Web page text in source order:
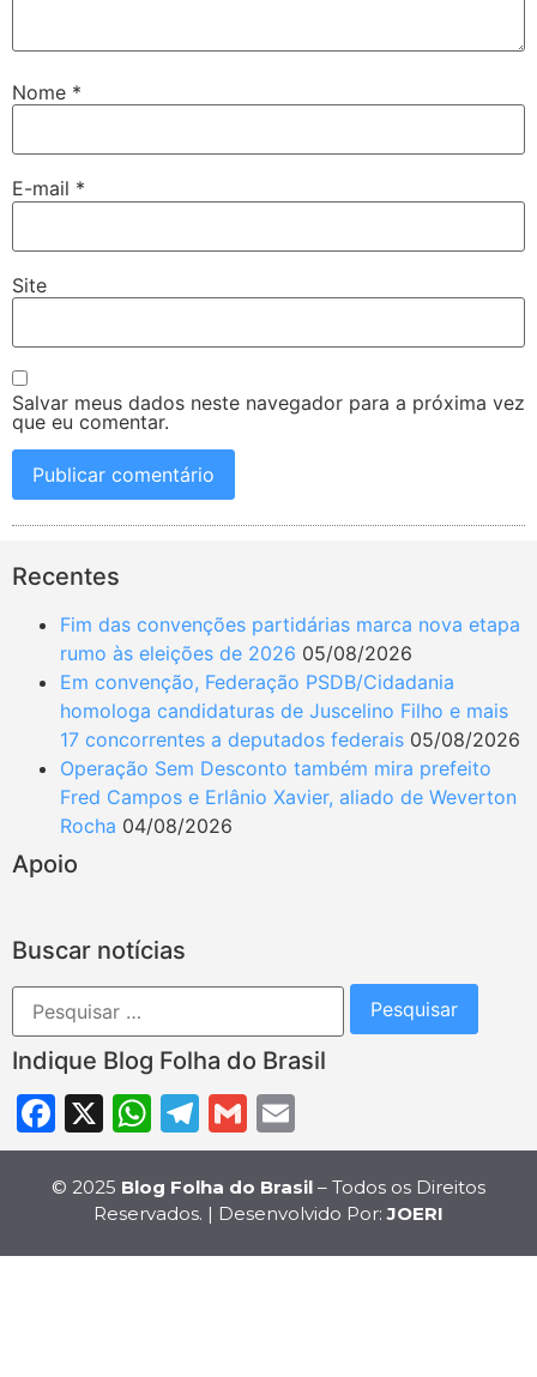
Nome *
E-mail *
Site
Salvar meus dados neste navegador para a próxima vez
que eu comentar.
Recentes
Fim das convenções partidárias marca nova etapa
rumo às eleições de 2026 05/08/2026
Em convenção, Federação PSDB/Cidadania
homologa candidaturas de Juscelino Filho e mais
17 concorrentes a deputados federais 05/08/2026
Operação Sem Desconto também mira prefeito
Fred Campos e Erlânio Xavier, aliado de Weverton
Rocha 04/08/2026
Apoio
Buscar notícias
Indique Blog Folha do Brasil
Facebook
X WhatsApp
Telegram
Gmail
© 2025 Blog Folha do Brasil – Todos os Direitos
Reservados. | Desenvolvido Por:JOERI